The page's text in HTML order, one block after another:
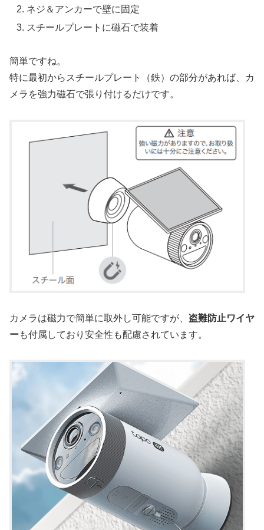
ネジ＆アンカーで壁に固定
スチールプレートに磁石で装着
簡単ですね。
特に最初からスチールプレート（鉄）の部分があれば、カ
メラを強力磁石で張り付けるだけです。
カメラは磁力で簡単に取外し可能ですが、 盗難防止ワイヤ
ーも付属しており安全性も配慮されています。